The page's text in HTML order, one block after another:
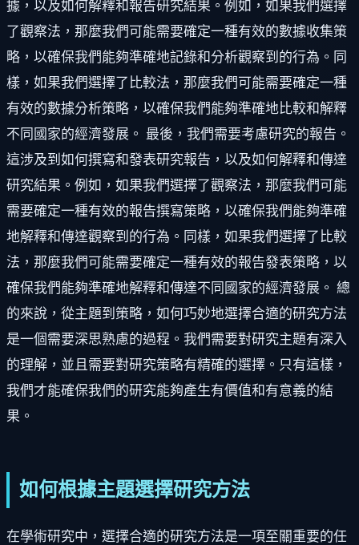
據，以及如何解釋和報告研究結果。例如，如果我們選擇
了觀察法，那麼我們可能需要確定一種有效的數據收集策
略，以確保我們能夠準確地記錄和分析觀察到的行為。同
樣，如果我們選擇了比較法，那麼我們可能需要確定一種
有效的數據分析策略，以確保我們能夠準確地比較和解釋
不同國家的經濟發展。 最後，我們需要考慮研究的報告。
這涉及到如何撰寫和發表研究報告，以及如何解釋和傳達
研究結果。例如，如果我們選擇了觀察法，那麼我們可能
需要確定一種有效的報告撰寫策略，以確保我們能夠準確
地解釋和傳達觀察到的行為。同樣，如果我們選擇了比較
法，那麼我們可能需要確定一種有效的報告發表策略，以
確保我們能夠準確地解釋和傳達不同國家的經濟發展。 總
的來說，從主題到策略，如何巧妙地選擇合適的研究方法
是一個需要深思熟慮的過程。我們需要對研究主題有深入
的理解，並且需要對研究策略有精確的選擇。只有這樣，
我們才能確保我們的研究能夠產生有價值和有意義的結
果。
如何根據主題選擇研究方法
在學術研究中，選擇合適的研究方法是一項至關重要的任